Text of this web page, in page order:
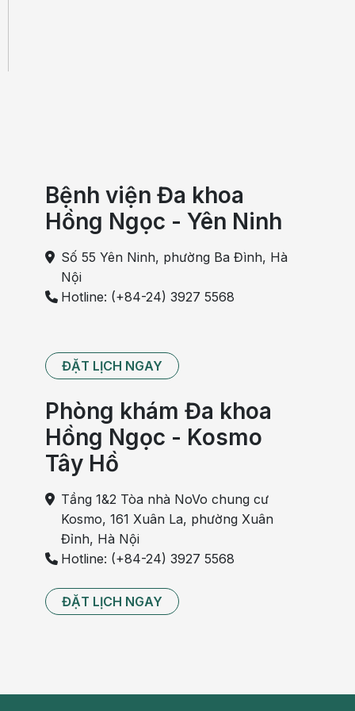
Bệnh viện Đa khoa
Hồng Ngọc - Yên Ninh
Số 55 Yên Ninh, phường Ba Đình, Hà
Nội
Hotline: (+84-24) 3927 5568
ĐẶT LỊCH NGAY
Phòng khám Đa khoa
Hồng Ngọc - Kosmo
Tây Hồ
Tầng 1&2 Tòa nhà NoVo chung cư
Kosmo, 161 Xuân La, phường Xuân
Đỉnh, Hà Nội
Hotline: (+84-24) 3927 5568
ĐẶT LỊCH NGAY